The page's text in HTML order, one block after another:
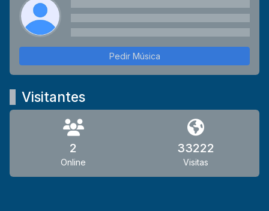
Pedir Música
Visitantes
2
Online
33222
Visitas